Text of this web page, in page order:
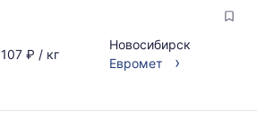
107 ₽ / кг
Новосибирск
Евромет
›